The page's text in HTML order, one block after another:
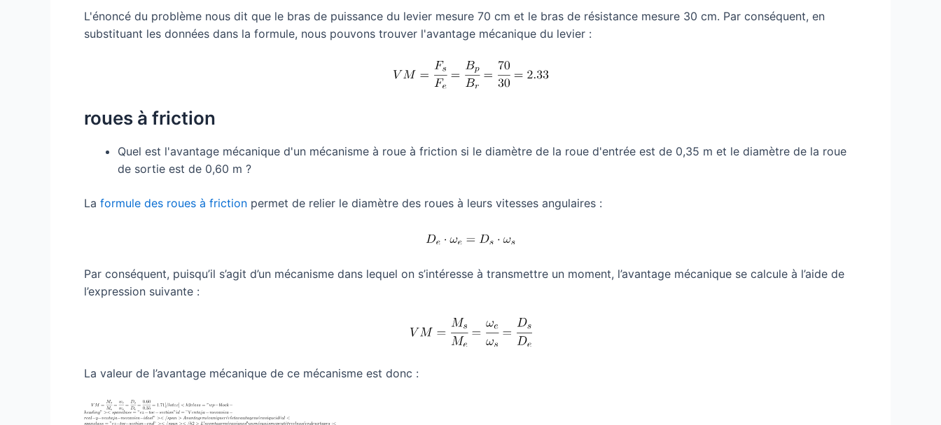
L'énoncé du problème nous dit que le bras de puissance du levier mesure 70 cm et le bras de résistance mesure 30 cm. Par conséquent, en
substituant les données dans la formule, nous pouvons trouver l'avantage mécanique du levier :
roues à friction
Quel est l'avantage mécanique d'un mécanisme à roue à friction si le diamètre de la roue d'entrée est de 0,35 m et le diamètre de la roue
de sortie est de 0,60 m ?
La formule des roues à friction permet de relier le diamètre des roues à leurs vitesses angulaires :
Par conséquent, puisqu’il s’agit d’un mécanisme dans lequel on s’intéresse à transmettre un moment, l’avantage mécanique se calcule à l’aide de
l’expression suivante :
La valeur de l’avantage mécanique de ce mécanisme est donc :